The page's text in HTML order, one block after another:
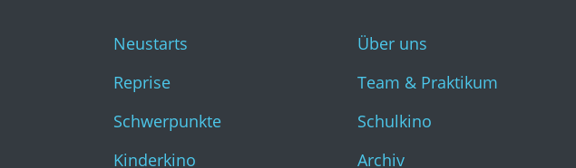
Cine International
Filmclub
Essentials
kino2online
Kommkino e.
Neustarts
Reprise
Schwerpunkte
Kinderkino
Über uns
Team & Praktikum
Schulkino
Archiv